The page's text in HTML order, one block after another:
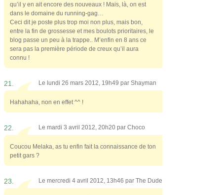
qu’il y en ait encore des nouveaux ! Mais, là, on est
dans le domaine du running-gag…
Ceci dit je poste plus trop moi non plus, mais bon,
entre la fin de grossesse et mes boulots prioritaires, le
blog passe un peu à la trappe.. M’enfin en 8 ans ce
sera pas la première période de creux qu’il aura
connu !
21. Le lundi 26 mars 2012, 19h49 par Shayman
Hahahaha, non en effet ^^ !
22. Le mardi 3 avril 2012, 20h20 par Choco
Coucou Melaka, as tu enfin fait la connaissance de ton
petit gars ?
23. Le mercredi 4 avril 2012, 13h46 par The Dude